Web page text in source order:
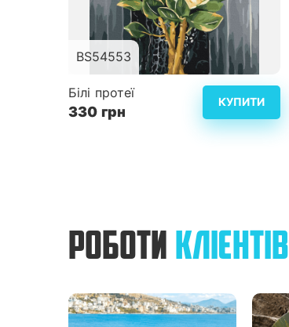
BS54553
Розмір
Складність
Детальніше
Білі протеї
330 грн
КУПИТИ
РОБОТИ КЛІЄНТІВ